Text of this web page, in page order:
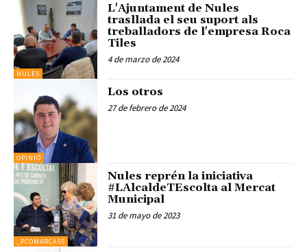
NULES
L'Ajuntament de Nules
trasllada el seu suport als
treballadors de l'empresa Roca
Tiles
4 de marzo de 2024
OPINIÓ
Los otros
27 de febrero de 2024
_PCOMARCAS5
Nules reprén la iniciativa
#LAlcaldeTEscolta al Mercat
Municipal
31 de mayo de 2023